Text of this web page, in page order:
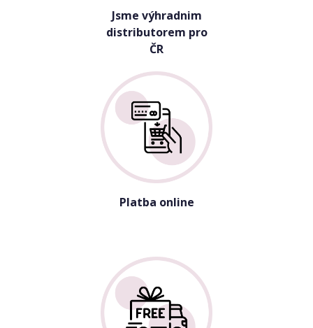
Jsme výhradnim
distributorem pro
ČR
Platba online